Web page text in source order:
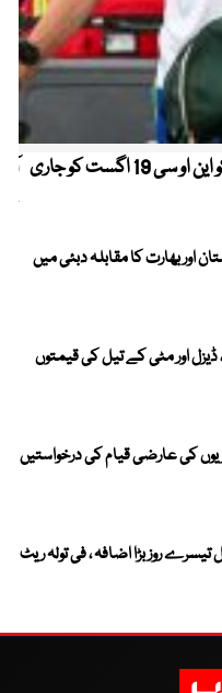
کیریبین پریمیئر لیگ ، قومی کرکٹرز کو این او سی 19 اگست کو جاری
کپ 2026، پاکستان اور بھارت کا مقابلہ دبئی میں
ڈیزل اور مٹی کے تیل کی قیمتوں
کی عارضی قیام کی درخواستیں
روز بڑا اضافہ ، فی تولہ ریٹ